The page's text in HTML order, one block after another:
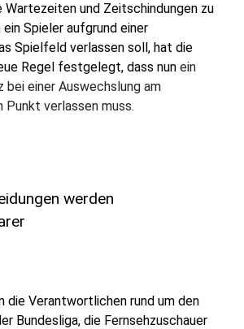
Wartezeiten und Zeitschindungen zu
Spieler aufgrund einer
Spielfeld verlassen soll, hat die
Regel festgelegt, dass nun ein
bei einer Auswechslung am
Punkt verlassen muss.
werden
die Verantwortlichen rund um den
Bundesliga, die Fernsehzuschauer